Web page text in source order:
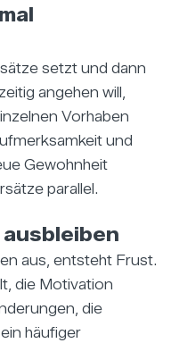
setzt und dann
angehen will,
Vorhaben
und
Gewohnheit
parallel.
aus, entsteht Frust.
die Motivation
die
häufiger